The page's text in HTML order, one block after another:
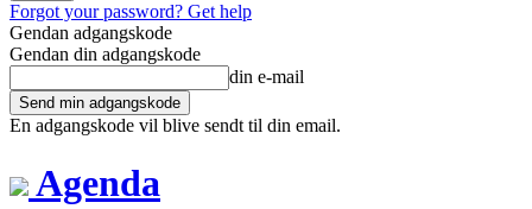
Forgot your password? Get help
Gendan adgangskode
Gendan din adgangskode
din e-mail
En adgangskode vil blive sendt til din email.
Agenda